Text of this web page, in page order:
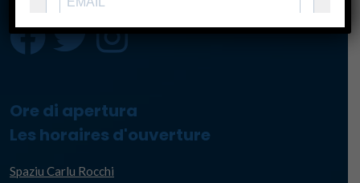
Ore di apertura
Les horaires d'ouverture
Spaziu Carlu Rocchi